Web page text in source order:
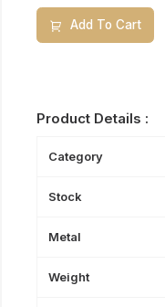
Add To Cart
Product Details :
Category
Stock
Metal
Weight